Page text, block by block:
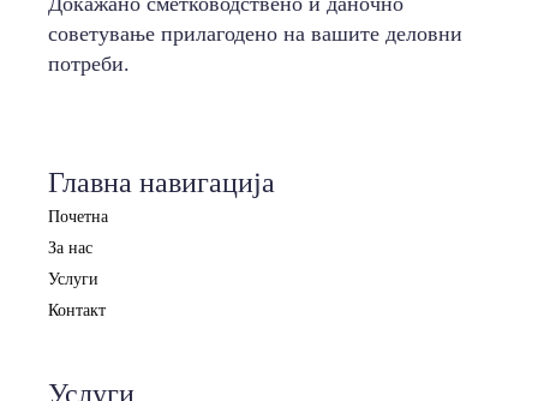
советување прилагодено на вашите деловни
потреби.
Главна навигација
Почетна
За нас
Услуги
Контакт
Услуги